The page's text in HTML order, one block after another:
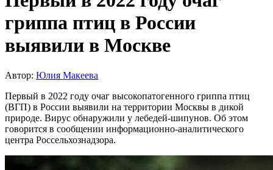
гриппа птиц в России
выявили в Москве
Автор: Юлия Макеева
Первый в 2022 году очаг высокопатогенного гриппа птиц
(ВГП) в России выявили на территории Москвы в дикой
природе. Вирус обнаружили у лебедей-шипунов. Об этом
говорится в сообщении информационно-аналитического
центра Россельхознадзора.